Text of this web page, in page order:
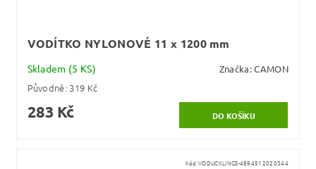
VODÍTKO NYLONOVÉ 11 x 1200 mm
Skladem (5 KS) Značka:CAMON
Původně: 319 Kč
283 Kč
Kód:VODUCKLINGS-4894512020344